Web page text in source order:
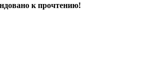
к прочтению!